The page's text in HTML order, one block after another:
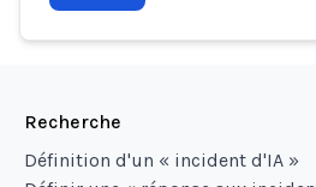
Recherche
Définition d'un « incident d'IA »